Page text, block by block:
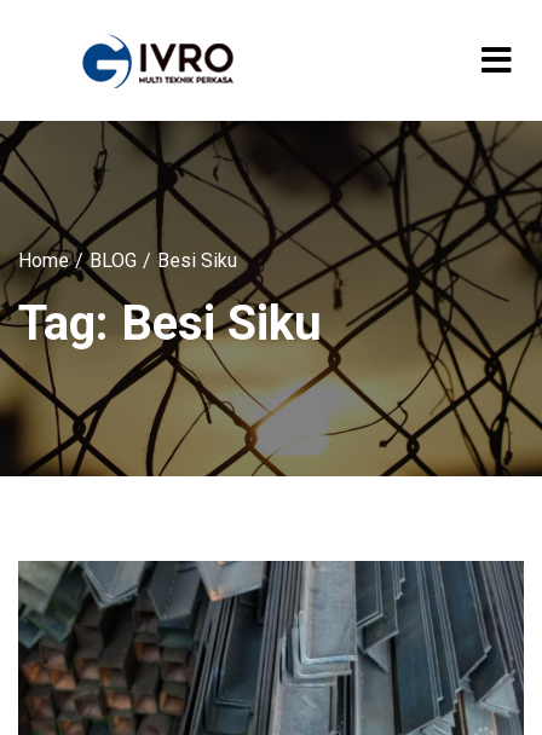
Home BLOG Besi Siku
Tag:Besi Siku